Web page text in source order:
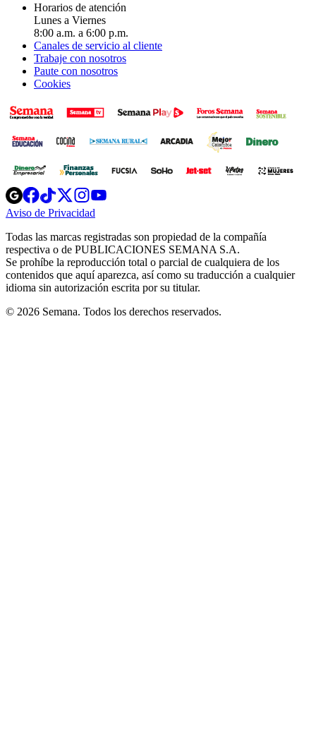
Horarios de atención
Lunes a Viernes
8:00 a.m. a 6:00 p.m.
Canales de servicio al cliente
Trabaje con nosotros
Paute con nosotros
Cookies
Opens
in
new
Opens
in
new
Opens
in
new
window
Opens
new
windowwindow
Aviso de Privacidad
new
window
Todas las marcas registradas son propiedad de la compañía
respectiva o de PUBLICACIONES SEMANA S.A.
Se prohíbe la reproducción total o parcial de cualquiera de los
contenidos que aquí aparezca, así como su traducción a cualquier
idioma sin autorización escrita por su titular.
© 2026 Semana. Todos los derechos reservados.